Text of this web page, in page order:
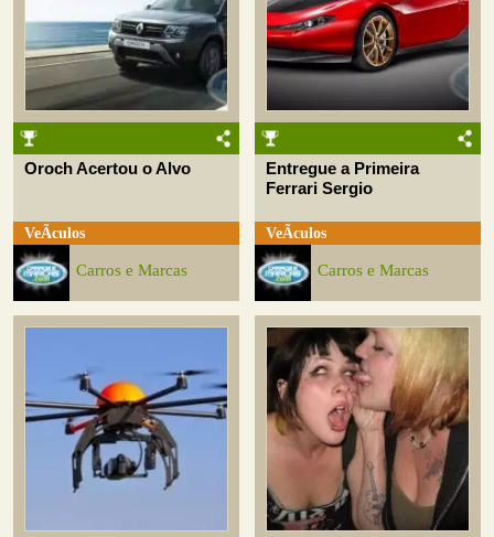
Oroch Acertou o Alvo
VeÃ­culos
Carros e Marcas
Entregue a Primeira
Ferrari Sergio
VeÃ­culos
Carros e Marcas